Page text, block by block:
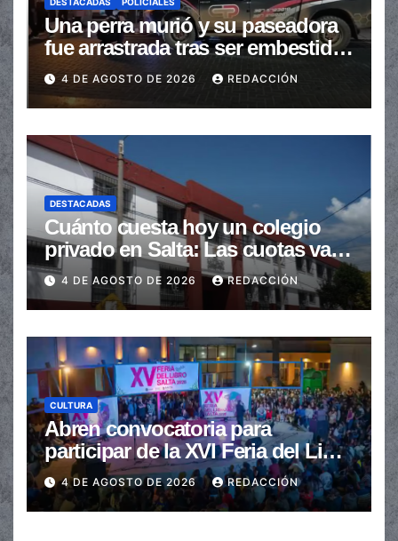
Una perra murió y su paseadora
fue arrastrada tras ser embestidas
en la senda peatonal
4 DE AGOSTO DE 2026 REDACCIÓN
DESTACADAS
Cuánto cuesta hoy un colegio
privado en Salta: Las cuotas van
de $110.000 a más de $600.000
4 DE AGOSTO DE 2026 REDACCIÓN
CULTURA
Abren convocatoria para
participar de la XVI Feria del Libro
de Salta
4 DE AGOSTO DE 2026 REDACCIÓN